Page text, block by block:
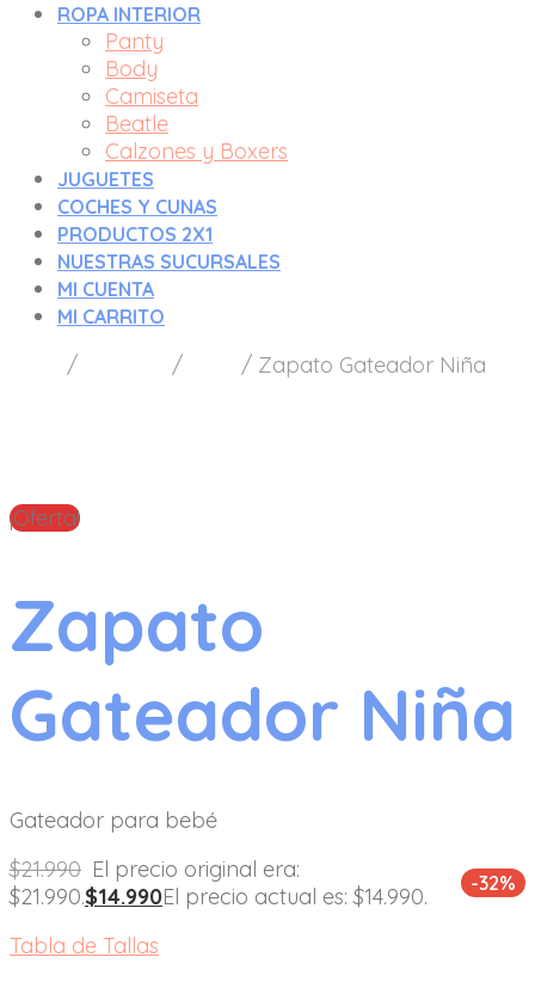
ROPA INTERIOR
Panty
Body
Camiseta
Beatle
Calzones y Boxers
JUGUETES
COCHES Y CUNAS
PRODUCTOS 2X1
NUESTRAS SUCURSALES
MI CUENTA
MI CARRITO
/ / / Zapato Gateador Niña
¡Oferta!
Zapato
Gateador Niña
Gateador para bebé
$21.990 El precio original era:
$21.990.$14.990El precio actual es: $14.990. -32%
Tabla de Tallas